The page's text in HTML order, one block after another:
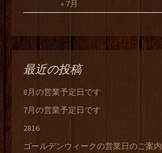
« 7月
最近の投稿
8月の営業予定日です
7月の営業予定日です
2816
ゴールデンウィークの営業日のご案内